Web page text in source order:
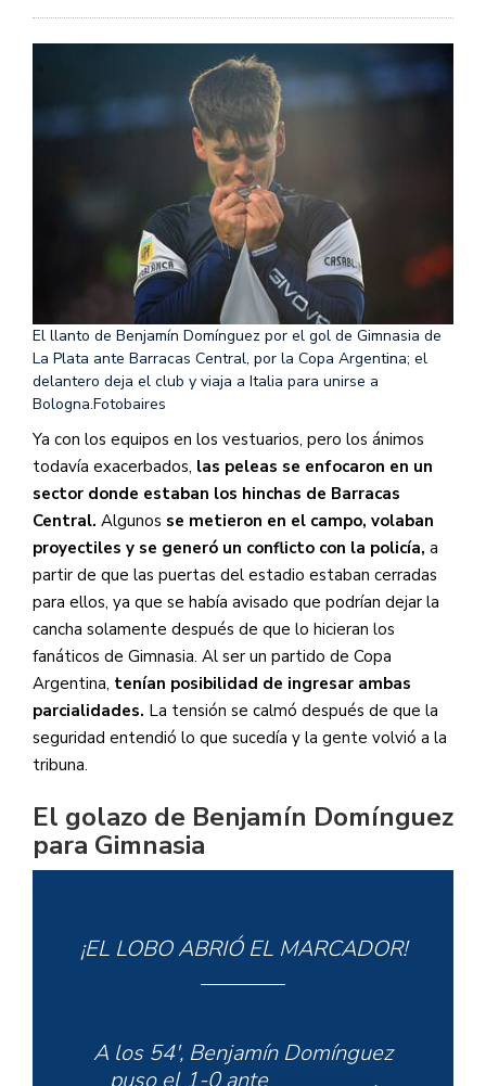
El llanto de Benjamín Domínguez por el gol de Gimnasia de
La Plata ante Barracas Central, por la Copa Argentina; el
delantero deja el club y viaja a Italia para unirse a
Bologna.Fotobaires
Ya con los equipos en los vestuarios, pero los ánimos
todavía exacerbados, las peleas se enfocaron en un
sector donde estaban los hinchas de Barracas
Central. Algunos se metieron en el campo, volaban
proyectiles y se generó un conflicto con la policía, a
partir de que las puertas del estadio estaban cerradas
para ellos, ya que se había avisado que podrían dejar la
cancha solamente después de que lo hicieran los
fanáticos de Gimnasia. Al ser un partido de Copa
Argentina, tenían posibilidad de ingresar ambas
parcialidades. La tensión se calmó después de que la
seguridad entendió lo que sucedía y la gente volvió a la
tribuna.
El golazo de Benjamín Domínguez
para Gimnasia
¡EL LOBO ABRIÓ EL MARCADOR!
A los 54', Benjamín Domínguez
puso el 1-0 ante
.